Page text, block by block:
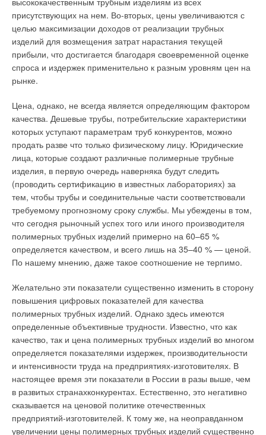
присутствующих на нем. Во-вторых, цены увеличиваются с
целью максимизации доходов от реализации трубных
изделий для возмещения затрат нарастания текущей
прибыли, что достигается благодаря своевременной оценке
спроса и издержек применительно к разным уровням цен на
рынке.
Цена, однако, не всегда является определяющим фактором
качества. Дешевые трубы, потребительские характеристики
которых уступают параметрам труб конкурентов, можно
продать разве что только физическому лицу. Юридические
лица, которые создают различные полимерные трубные
изделия, в первую очередь наверняка будут следить
(проводить сертификацию в известных лабораториях) за
тем, чтобы трубы и соединительные части соответствовали
требуемому прогнозному сроку службы. Мы убеждены в том,
что сегодня рыночный успех того или иного производителя
полимерных трубных изделий примерно на 60–65 %
определяется качеством, и всего лишь на 35–40 % — ценой.
По нашему мнению, даже такое соотношение не терпимо.
Желательно эти показатели существенно изменить в сторону
повышения цифровых показателей для качества
полимерных трубных изделий. Однако здесь имеются
определенные объективные трудности. Известно, что как
качество, так и цена полимерных трубных изделий во многом
определяется показателями издержек, производительности
и интенсивности труда на предприятиях-изготовителях. В
настоящее время эти показатели в России в разы выше, чем
в развитых странахконкурентах. Естественно, это негативно
сказывается на ценовой политике отечественных
предприятий-изготовителей. К тому же, на неоправданном
увеличении цены полимерных трубных изделий существенно
производственных показателей на всех этапах
производства и распределения воды и формирование
баланса воды;
учет качественных показателей воды и расчет
усредненного качественного состава воды в резервуарах;
расчет технико-экономических показателей — основными
показателями обычно выступают удельная себестоимость
расход реагентов, коэффициент эффективности
использования оборудования и др.;
моделирование распределительной сети, включая
сценарии реального, прогнозируемого и имитационного
моделирования состояния сетей — расчет давления воды
во всех точках сети, направления ее движения,
обнаружение возможных утечек, распространение
загрязнений, анализ достаточности поставки воды
каждому из потребителей.
прогноз потребления воды и оптимизация работы
насосного оборудования.
Практика внедрения и эксплуатации аналогичных систем
согласно рассмотренному выше подходу позволяет
определить следующие целевые показатели внедрения АСУ
используемой энергии на 6–8 %; сокращение потерь воды
при ее транспортировке на 25–35 %; сокращение расхода
химических реагентов на обработку воды и очистку сточных
вод на 6–8 %; сокращение числа технологических
нарушений в системе ВиВ до 50 %.
В табл. 1 представлены основные целевые показатели АСУ
для трех возможных сценариев: консервативного,
умеренного, оптимистического. При ориентировочном
объеме инвестиций в проектирование и внедрение такого
рода АСУ от 60 млн руб. (для городов с населением 30–60
Добавить комментарий
Ваш E-mail *
Текст комментария
Уведомления отключены
Комментарии
В этой теме еще нет комментариев
Добавить комментарий
Ваше имя *
Ваш E-mail *
Текст комментария